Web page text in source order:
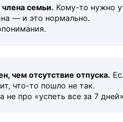
семьи. Кому-то нужно
— и это нормально.
чем отсутствие отпуска.
что-то пошло не так.
про «успеть все за 7